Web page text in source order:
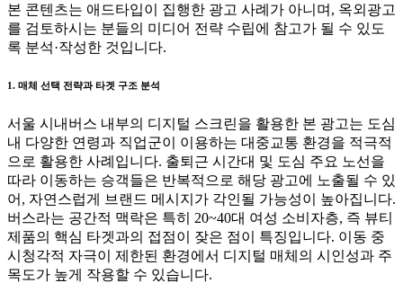
본 콘텐츠는 애드타입이 집행한 광고 사례가 아니며, 옥외광고
를 검토하시는 분들의 미디어 전략 수립에 참고가 될 수 있도
록 분석·작성한 것입니다.
1. 매체 선택 전략과 타겟 구조 분석
서울 시내버스 내부의 디지털 스크린을 활용한 본 광고는 도심
내 다양한 연령과 직업군이 이용하는 대중교통 환경을 적극적
으로 활용한 사례입니다. 출퇴근 시간대 및 도심 주요 노선을
따라 이동하는 승객들은 반복적으로 해당 광고에 노출될 수 있
어, 자연스럽게 브랜드 메시지가 각인될 가능성이 높아집니다.
버스라는 공간적 맥락은 특히 20~40대 여성 소비자층, 즉 뷰티
제품의 핵심 타겟과의 접점이 잦은 점이 특징입니다. 이동 중
시청각적 자극이 제한된 환경에서 디지털 매체의 시인성과 주
목도가 높게 작용할 수 있습니다.